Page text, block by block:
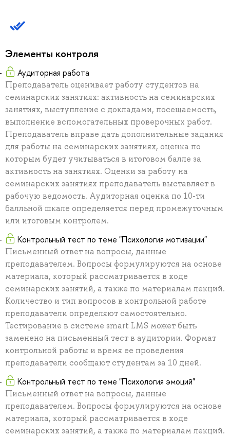
Элементы контроля
Аудиторная работа
Преподаватель оценивает работу студентов на
семинарских занятиях: активность на семинарских
занятиях, выступление с докладами, посещаемость,
выполнение вспомогательных проверочных работ.
Преподаватель вправе дать дополнительные задания
для работы на семинарских занятиях, оценка по
которым будет учитываться в итоговом балле за
активность на занятиях. Оценки за работу на
семинарских занятиях преподаватель выставляет в
рабочую ведомость. Аудиторная оценка по 10-ти
балльной шкале определяется перед промежуточным
или итоговым контролем.
Контрольный тест по теме "Психология мотивации"
Письменный ответ на вопросы, данные
преподавателем. Вопросы формулируются на основе
материала, который рассматривается в ходе
семинарских занятий, а также по материалам лекций.
Количество и тип вопросов в контрольной работе
преподаватели определяют самостоятельно.
Тестирование в системе smart LMS может быть
заменено на письменный тест в аудитории. Формат
контрольной работы и время ее проведения
преподаватели сообщают студентам за 10 дней.
Контрольный тест по теме "Психология эмоций"
Письменный ответ на вопросы, данные
преподавателем. Вопросы формулируются на основе
материала, который рассматривается в ходе
семинарских занятий, а также по материалам лекций.